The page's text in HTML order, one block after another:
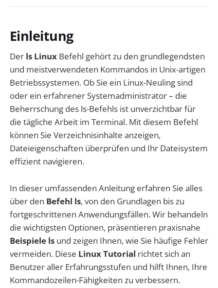
Einleitung
Der ls Linux Befehl gehört zu den grundlegendsten
und meistverwendeten Kommandos in Unix-artigen
Betriebssystemen. Ob Sie ein Linux-Neuling sind
oder ein erfahrener Systemadministrator – die
Beherrschung des ls-Befehls ist unverzichtbar für
die tägliche Arbeit im Terminal. Mit diesem Befehl
können Sie Verzeichnisinhalte anzeigen,
Dateieigenschaften überprüfen und Ihr Dateisystem
effizient navigieren.
In dieser umfassenden Anleitung erfahren Sie alles
über den Befehl ls, von den Grundlagen bis zu
fortgeschrittenen Anwendungsfällen. Wir behandeln
die wichtigsten Optionen, präsentieren praxisnahe
Beispiele ls und zeigen Ihnen, wie Sie häufige Fehler
vermeiden. Diese Linux Tutorial richtet sich an
Benutzer aller Erfahrungsstufen und hilft Ihnen, Ihre
Kommandozeilen-Fähigkeiten zu verbessern.